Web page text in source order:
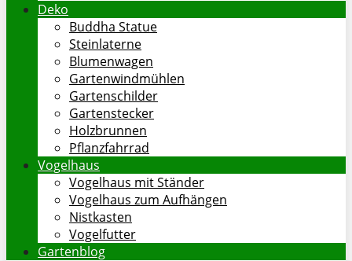
Deko
Buddha Statue
Steinlaterne
Blumenwagen
Gartenwindmühlen
Gartenschilder
Gartenstecker
Holzbrunnen
Pflanzfahrrad
Vogelhaus
Vogelhaus mit Ständer
Vogelhaus zum Aufhängen
Nistkasten
Vogelfutter
Gartenblog